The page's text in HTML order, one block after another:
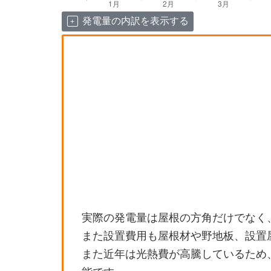
発電量の内訳を表示する
実際の発電量は屋根の方角だけでな
また設置費用も屋根材や野地板、設
また近年は光熱費が高騰しているた